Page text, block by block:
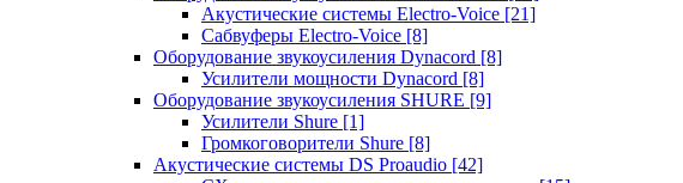
Акустические системы Electro-Voice [21]
Сабвуферы Electro-Voice [8]
Оборудование звукоусиления Dynacord [8]
Усилители мощности Dynacord [8]
Оборудование звукоусиления SHURE [9]
Усилители Shure [1]
Громкоговорители Shure [8]
Акустические системы DS Proaudio [42]